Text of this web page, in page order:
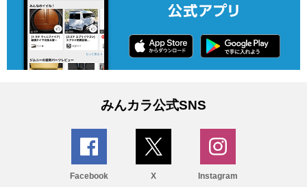
みんカラ公式SNS
Facebook X Instagram